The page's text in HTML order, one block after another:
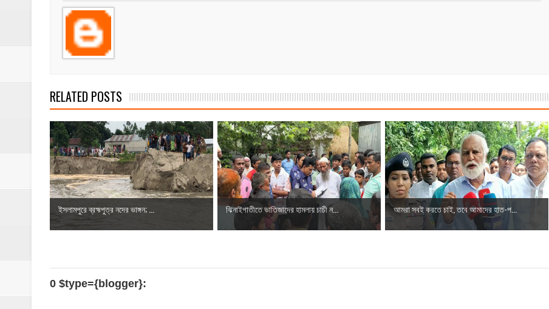
RELATED POSTS
ইসলামপুরে ব্রহ্মপুত্র নদের ভাঙ্গন; ... ঝিনাইগাতীতে ভাতিজাদের হামলায় চাচী ন... আমরা সবই করতে চাই, তবে আমাদের হাত-প...
0 $type={blogger}: